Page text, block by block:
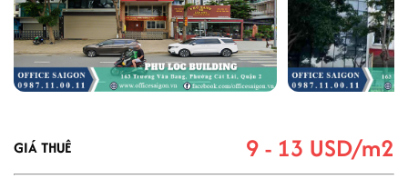
GIÁ THUÊ 9 - 13 USD/m2